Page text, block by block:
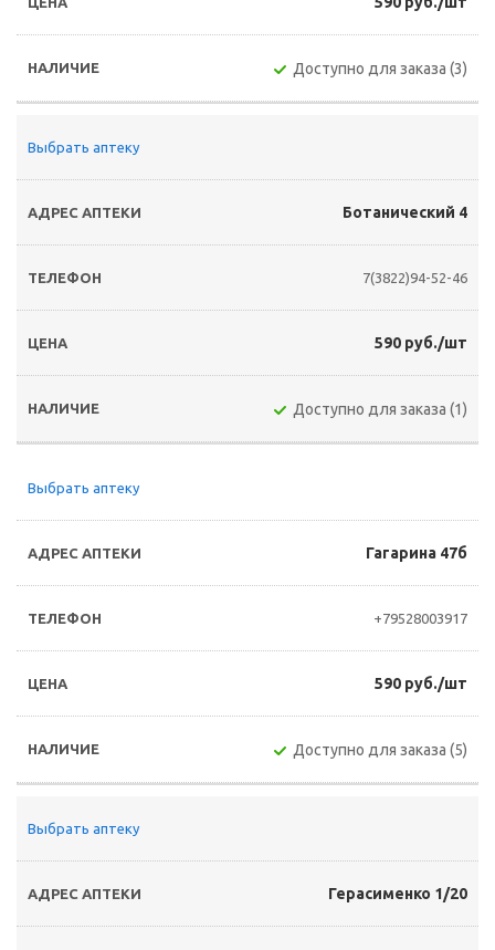
Доступно для заказа (3)
Выбрать аптеку
Ботанический 4
7(3822)94-52-46
590 руб./шт
Доступно для заказа (1)
Выбрать аптеку
Гагарина 47б
+79528003917
590 руб./шт
Доступно для заказа (5)
Выбрать аптеку
Герасименко 1/20